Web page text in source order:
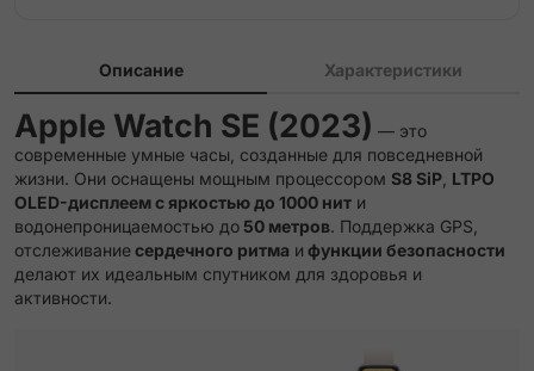
Описание Характеристики
Apple Watch SE (2023) — это
современные умные часы, созданные для повседневной
жизни. Они оснащены мощным процессором S8 SiP LTPO
OLED-дисплеем с яркостью до 1000 нит и
водонепроницаемостью до 50 метров. Поддержка GPS,
отслеживаниесердечного ритма и функции безопасности
делают их идеальным спутником для здоровья и
активности.